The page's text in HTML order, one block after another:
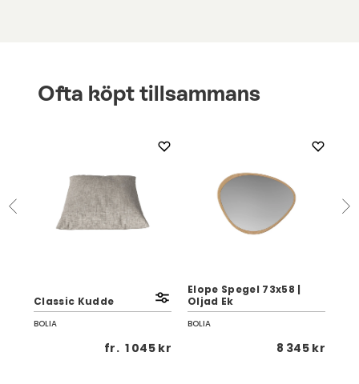
Ofta köpt tillsammans
Classic Kudde
BOLIA
fr. 1 045 kr
Elope Spegel 73x58 |
Oljad Ek
BOLIA
8 345 kr